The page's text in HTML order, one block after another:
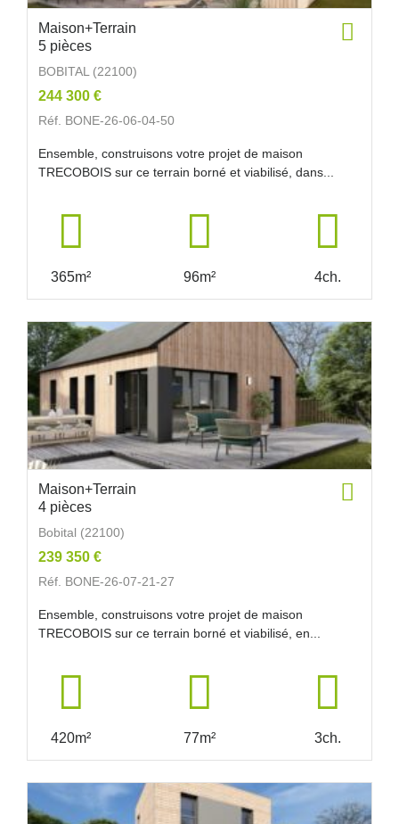
Maison+Terrain
5 pièces
BOBITAL (22100)
244 300 €
Réf. BONE-26-06-04-50
Ensemble, construisons votre projet de maison
TRECOBOIS sur ce terrain borné et viabilisé, dans...
365m² 96m² 4ch.
Maison+Terrain
4 pièces
Bobital (22100)
239 350 €
Réf. BONE-26-07-21-27
Ensemble, construisons votre projet de maison
TRECOBOIS sur ce terrain borné et viabilisé, en...
420m² 77m² 3ch.